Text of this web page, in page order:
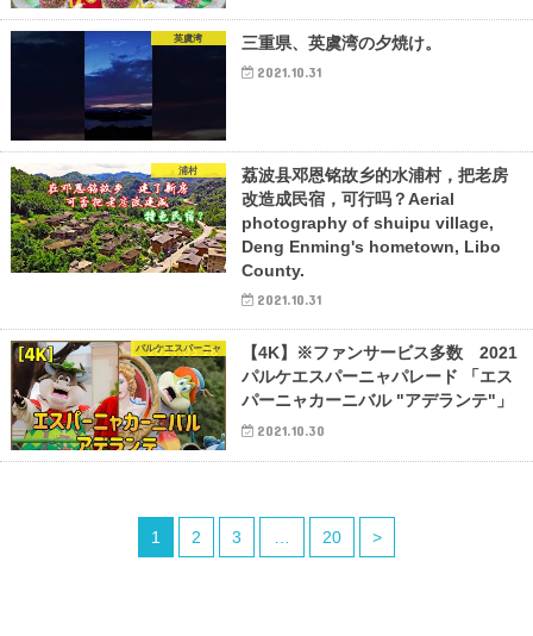
英虞湾 三重県、英虞湾の夕焼け。
2021.10.31
浦村
荔波县邓恩铭故乡的水浦村，把老房
改造成民宿，可行吗？Aerial
photography of shuipu village,
Deng Enming's hometown, Libo
County.
2021.10.31
パルケエスパーニャ
【4K】※ファンサービス多数 2021
パルケエスパーニャパレード 「エス
パーニャカーニバル "アデランテ"」
2021.10.30
1 2 3 20 >